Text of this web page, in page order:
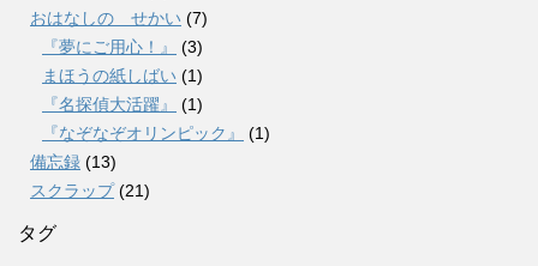
おはなしの せかい (7)
『夢にご用心！』
(3)
まほうの紙しばい (1)
『名探偵大活躍』
(1)
『なぞなぞオリンピック』
(1)
備忘録 (13)
スクラップ(21)
タグ